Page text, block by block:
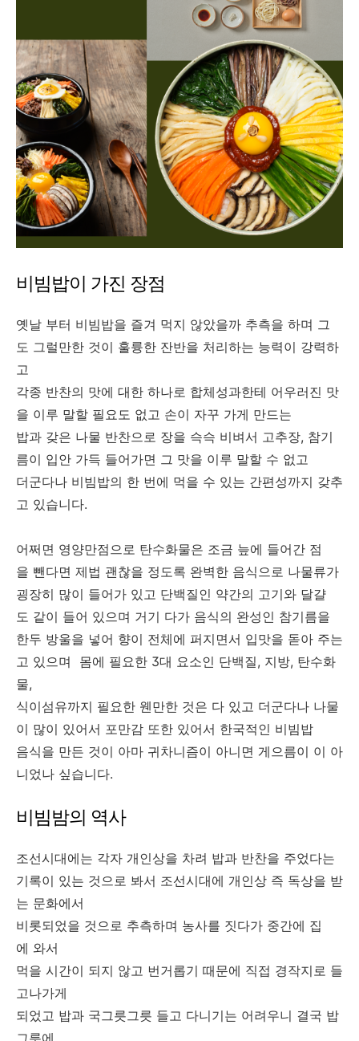
비빔밥이 가진 장점
옛날 부터 비빔밥을 즐겨 먹지 않았을까 추측을 하며 그
도 그럴만한 것이 훌륭한 잔반을 처리하는 능력이 강력하
고
각종 반찬의 맛에 대한 하나로 합체성과한테 어우러진 맛
을 이루 말할 필요도 없고 손이 자꾸 가게 만드는
밥과 갖은 나물 반찬으로 장을 슥슥 비벼서 고추장, 참기
름이 입안 가득 들어가면 그 맛을 이루 말할 수 없고
더군다나 비빔밥의 한 번에 먹을 수 있는 간편성까지 갖추
고 있습니다.
어쩌면 영양만점으로 탄수화물은 조금 늪에 들어간 점
을 뺀다면 제법 괜찮을 정도록 완벽한 음식으로 나물류가
굉장히 많이 들어가 있고 단백질인 약간의 고기와 달걀
도 같이 들어 있으며 거기 다가 음식의 완성인 참기름을
한두 방울을 넣어 향이 전체에 퍼지면서 입맛을 돋아 주는
고 있으며 몸에 필요한 3대 요소인 단백질, 지방, 탄수화
물,
식이섬유까지 필요한 웬만한 것은 다 있고 더군다나 나물
이 많이 있어서 포만감 또한 있어서 한국적인 비빔밥
음식을 만든 것이 아마 귀차니즘이 아니면 게으름이 이 아
니었나 싶습니다.
비빔밤의 역사
조선시대에는 각자 개인상을 차려 밥과 반찬을 주었다는
기록이 있는 것으로 봐서 조선시대에 개인상 즉 독상을 받
는 문화에서
비롯되었을 것으로 추측하며 농사를 짓다가 중간에 집
에 와서
먹을 시간이 되지 않고 번거롭기 때문에 직접 경작지로 들
고나가게
되었고 밥과 국그릇그릇 들고 다니기는 어려우니 결국 밥